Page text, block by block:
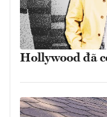
Hollywood đã